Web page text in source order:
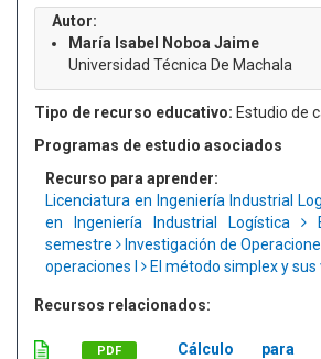
Autor:
María Isabel Noboa Jaime
Universidad Técnica De Machala
Tipo de recurso educativo: Estudio de
Programas de estudio asociados
Recurso para aprender:
Licenciatura en Ingeniería Industrial
en Ingeniería Industrial Logística
semestre
Investigación de
operaciones I
El método simplex y
Recursos relacionados:
PDF
Cálculo para